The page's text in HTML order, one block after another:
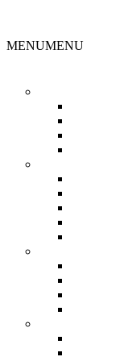
MENUMENU